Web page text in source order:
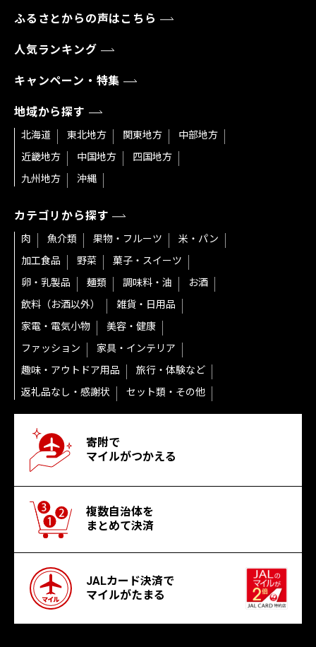
ふるさとからの声はこちら
人気ランキング
キャンペーン・特集
地域から探す
北海道 東北地方 関東地方
中部地方
近畿地方
中国地方
四国地方
九州地方
沖縄
カテゴリから探す
肉 魚介類 果物・フルーツ
米・パン
加工食品
野菜
菓子・スイーツ
卵・乳製品
麺類 調味料・油
お酒
飲料（お酒以外）
雑貨・日用品
家電・電気小物
美容・健康
ファッション
家具・インテリア
趣味・アウトドア用品
旅行・体験など
返礼品なし・感謝状
セット類・その他
寄附で
マイルがつかえる
複数自治体を
まとめて決済
JALカード決済で
マイルがたまる